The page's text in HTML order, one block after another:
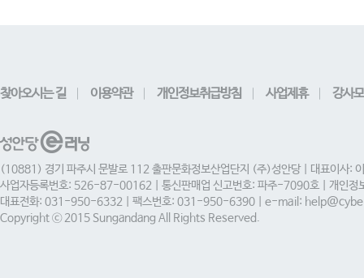
찾아오시는 길 이용약관 개인정보취급방침 사업제휴 강사
(10881) 경기 파주시 문발로 112 출판문화정보산업단지 (주)성안당 | 대표이사:
사업자등록번호: 526-87-00162 | 통신판매업 신고번호: 파주-7090호 | 개인정
대표전화: 031-950-6332 | 팩스번호: 031-950-6390 | e-mail:
Copyright ⓒ 2015 Sungandang All Rights Reserved.